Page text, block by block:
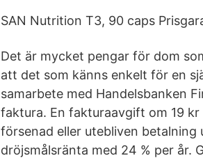
SAN Nutrition T3, 90 caps
Det är mycket pengar för dom
att det som känns enkelt för en
samarbete med Handelsbanken
faktura. En fakturaavgift om 19
försenad eller utebliven
dröjsmålsränta med 24 % per år.